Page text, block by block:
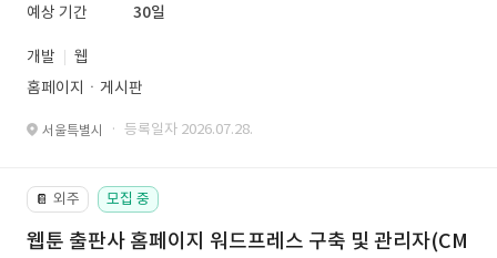
예상 기간
30일
개발
웹
홈페이지ㆍ게시판
서울특별시 · 등록일자 2026.07.28.
📔 외주 모집 중
웹툰 출판사 홈페이지 워드프레스 구축 및 관리자(CM